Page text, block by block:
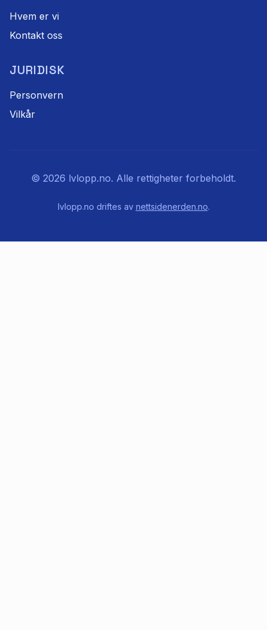
Hvem er vi
Kontakt oss
JURIDISK
Personvern
Vilkår
© 2026 lvlopp.no. Alle rettigheter forbeholdt.
lvlopp.no driftes av nettsidenerden.no.